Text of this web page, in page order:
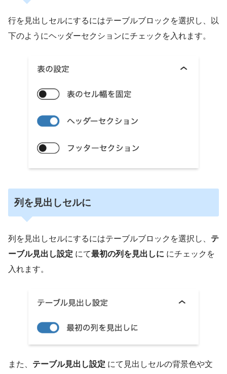
行を見出しセルにするにはテーブルブロックを選択し、以
下のようにヘッダーセクションにチェックを入れます。
列を見出しセルに
列を見出しセルにするにはテーブルブロックを選択し、 テ
ーブル見出し設定 にて最初の列を見出しに にチェックを
入れます。
また、 テーブル見出し設定 にて見出しセルの背景色や文